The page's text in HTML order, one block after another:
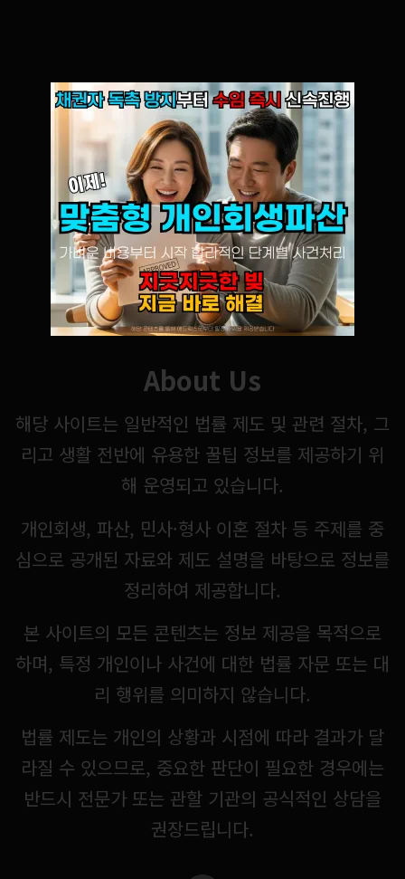
About Us
해당 사이트는 일반적인 법률 제도 및 관련 절차, 그
리고 생활 전반에 유용한 꿀팁 정보를 제공하기 위
해 운영되고 있습니다.
개인회생, 파산, 민사·형사 이혼 절차 등 주제를 중
심으로 공개된 자료와 제도 설명을 바탕으로 정보를
정리하여 제공합니다.
본 사이트의 모든 콘텐츠는 정보 제공을 목적으로
하며, 특정 개인이나 사건에 대한 법률 자문 또는 대
리 행위를 의미하지 않습니다.
법률 제도는 개인의 상황과 시점에 따라 결과가 달
라질 수 있으므로, 중요한 판단이 필요한 경우에는
반드시 전문가 또는 관할 기관의 공식적인 상담을
권장드립니다.